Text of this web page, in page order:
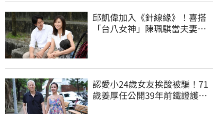
邱凱偉加入《針線緣》！喜搭
「台八女神」陳珮騏當夫妻：
認愛小24歲女友挨酸被騙！71
歲姜厚任公開39年前鐵證護